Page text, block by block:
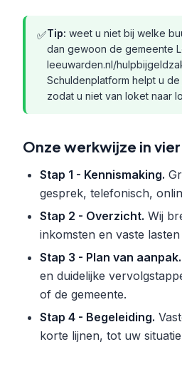
✅Tip: weet u niet bij welke
dan gewoon de gemeente
leeuwarden.nl/
Schuldenplatform helpt u
zodat u niet van loket naar
Onze werkwijze in
Stap 1 - Kennismaking.
gesprek, telefonisch,
Stap 2 - Overzicht. Wij
inkomsten en vaste
Stap 3 - Plan van aanpak.
en duidelijke
of de gemeente.
Stap 4 - Begeleiding.
korte lijnen, tot uw